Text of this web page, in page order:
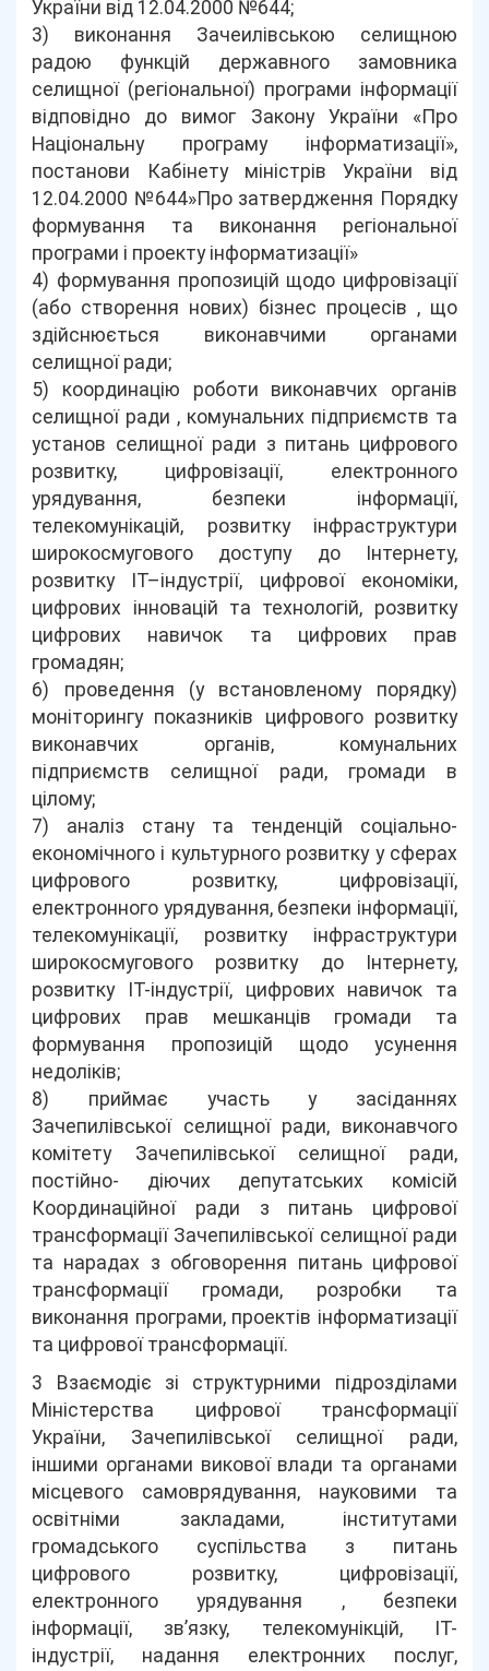
України від 12.04.2000 №644;
3) виконання Зачеилівською селищною
радою функцій державного замовника
селищної (регіональної) програми інформації
відповідно до вимог Закону України «Про
Національну програму інформатизації»,
постанови Кабінету міністрів України від
12.04.2000 №644»Про затвердження Порядку
формування та виконання регіональної
програми і проекту інформатизації»
4) формування пропозицій щодо цифровізації
(або створення нових) бізнес процесів , що
здійснюється виконавчими органами
селищної ради;
5) координацію роботи виконавчих органів
селищної ради , комунальних підприємств та
установ селищної ради з питань цифрового
розвитку, цифровізації, електронного
урядування, безпеки інформації,
телекомунікацій, розвитку інфраструктури
широкосмугового доступу до Інтернету,
розвитку ІТ–індустрії, цифрової економіки,
цифрових інновацій та технологій, розвитку
цифрових навичок та цифрових прав
громадян;
6) проведення (у встановленому порядку)
моніторингу показників цифрового розвитку
виконавчих органів, комунальних
підприємств селищної ради, громади в
цілому;
7) аналіз стану та тенденцій соціально-
економічного і культурного розвитку у сферах
цифрового розвитку, цифровізації,
електронного урядування, безпеки інформації,
телекомунікації, розвитку інфраструктури
широкосмугового розвитку до Інтернету,
розвитку ІТ-індустрії, цифрових навичок та
цифрових прав мешканців громади та
формування пропозицій щодо усунення
недоліків;
8) приймає участь у засіданнях
Зачепилівської селищної ради, виконавчого
комітету Зачепилівської селищної ради,
постійно- діючих депутатських комісій
Координаційної ради з питань цифрової
трансформації Зачепилівської селищної ради
та нарадах з обговорення питань цифрової
трансформації громади, розробки та
виконання програми, проектів інформатизації
та цифрової трансформації.
3 Взаємодіє зі структурними підрозділами
Міністерства цифрової трансформації
України, Зачепилівської селищної ради,
іншими органами викової влади та органами
місцевого самоврядування, науковими та
освітніми закладами, інститутами
громадського суспільства з питань
цифрового розвитку, цифровізації,
електронного урядування , безпеки
інформації, зв’язку, телекомунікцій, ІТ-
індустрії, надання електронних послуг,